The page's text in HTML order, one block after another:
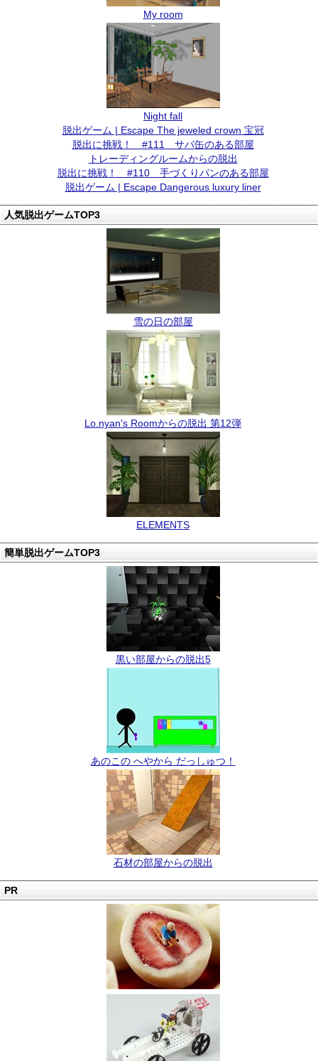
My room
Night fall
脱出ゲーム | Escape The jeweled crown 宝冠
脱出に挑戦！ #111 サバ缶のある部屋
トレーディングルームからの脱出
脱出に挑戦！ #110 手づくりパンのある部屋
脱出ゲーム | Escape Dangerous luxury liner
人気脱出ゲームTOP3
雪の日の部屋
Lo.nyan's Roomからの脱出 第12弾
ELEMENTS
簡単脱出ゲームTOP3
黒い部屋からの脱出5
あのこの へやから だっしゅつ！
石材の部屋からの脱出
PR